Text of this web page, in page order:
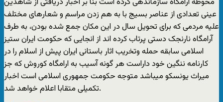
عینی تعدادی از عناصر بسیج با به هم زدن مراسم و شعارهای مختلف
علیه مردمی که برای تحویل سال در این مکان جمع شده بودن، به طرف
آرامگاه نارنجک دستی پرتاب کرده اند از انجایی که حکومت ایران ستیز
اسلامی سابقه حمله وتخریب اثار باستانی ایران پیش از اسلام را در
کارنامه ننگین خود داراست هر گونه آسیب به ارامگاه کوروش که جز
میراث یونسکو میباشد متوجه حکومت جمهوری اسلامی است اخبار
تکمیلی متقابا اعلام خواهد شد.